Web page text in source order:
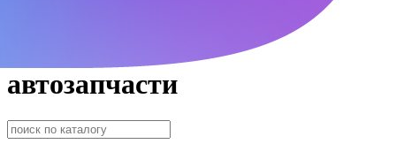
автозапчасти